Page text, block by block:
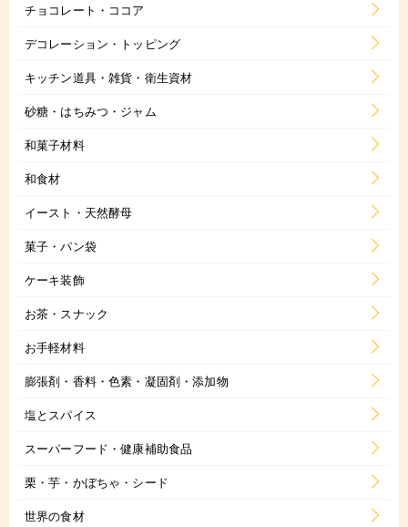
チョコレート・ココア
デコレーション・トッピング
キッチン道具・雑貨・衛生資材
砂糖・はちみつ・ジャム
和菓子材料
和食材
イースト・天然酵母
菓子・パン袋
ケーキ装飾
お茶・スナック
お手軽材料
膨張剤・香料・色素・凝固剤・添加物
塩とスパイス
スーパーフード・健康補助食品
栗・芋・かぼちゃ・シード
世界の食材